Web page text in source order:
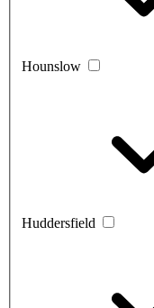
Hounslow
Huddersfield